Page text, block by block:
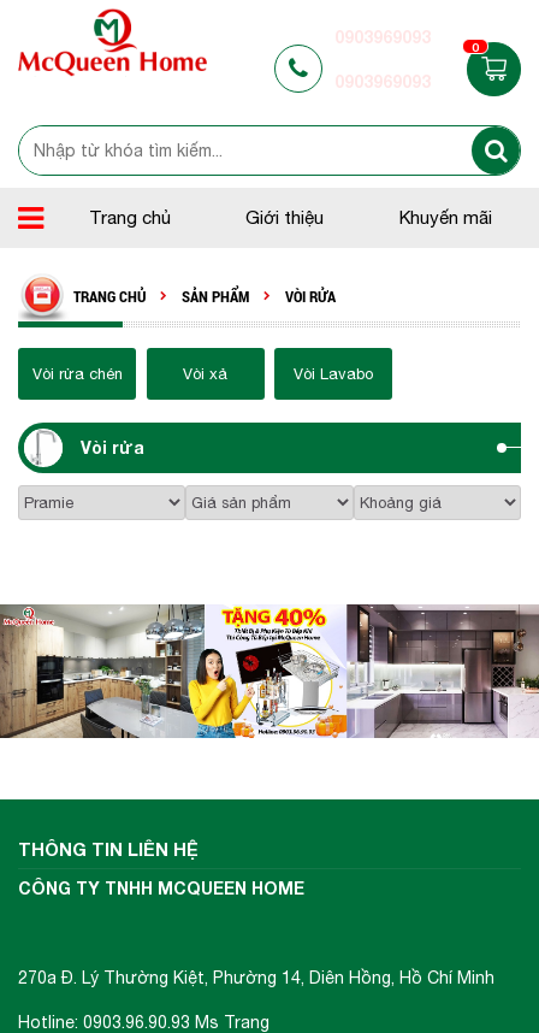
0903969093
0903969093
0
Trang chủ Giới thiệu Khuyến mãi
TRANG CHỦ SẢN PHẨM VÒI RỬA
Vòi rửa chén Vòi xả Vòi Lavabo
Vòi rửa
THÔNG TIN LIÊN HỆ
CÔNG TY TNHH MCQUEEN HOME
270a Đ. Lý Thường Kiệt, Phường 14, Diên Hồng, Hồ Chí Minh
Hotline: 0903.96.90.93 Ms Trang